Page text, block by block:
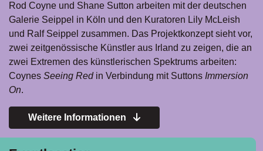
Rod Coyne und Shane Sutton arbeiten mit der deutschen
Galerie Seippel in Köln und den Kuratoren Lily McLeish
und Ralf Seippel zusammen. Das Projektkonzept sieht vor,
zwei zeitgenössische Künstler aus Irland zu zeigen, die an
zwei Extremen des künstlerischen Spektrums arbeiten:
Coynes Seeing Redin Verbindung mit Suttons Immersion
On.
Weitere Informationen